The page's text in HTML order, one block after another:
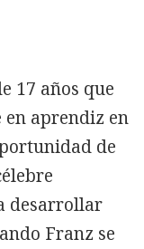
17 años que
aprendiz en
de
desarrollar
Franz se